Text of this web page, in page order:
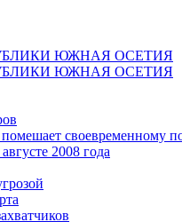
ЮЖНАЯ ОСЕТИЯ
ЮЖНАЯ ОСЕТИЯ
своевременному
2008 года